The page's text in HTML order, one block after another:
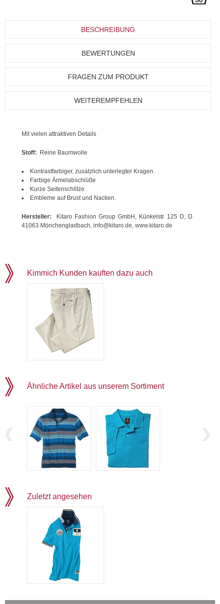
BESCHREIBUNG
BEWERTUNGEN
FRAGEN ZUM PRODUKT
WEITEREMPFEHLEN
Mit vielen attraktiven Details
Stoff: Reine Baumwolle
Kontrastfarbiger, zusätzlich unterlegter Kragen.
Farbige Ärmelabschlüße
Kurze Seitenschlitze
Embleme auf Brust und Nacken.
Hersteller: Kitaro Fashion Group GmbH, Künkelstr. 125 D, D
41063 Mönchengladbach, info@kitaro.de, www.kitaro.de
Kimmich Kunden kauften dazu auch
Ähnliche Artikel aus unserem Sortiment
Zuletzt angesehen